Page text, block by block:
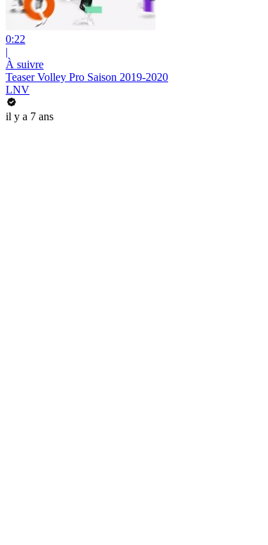
0:22
À suivre
Teaser Volley Pro Saison 2019-2020
LNV
il y a 7 ans